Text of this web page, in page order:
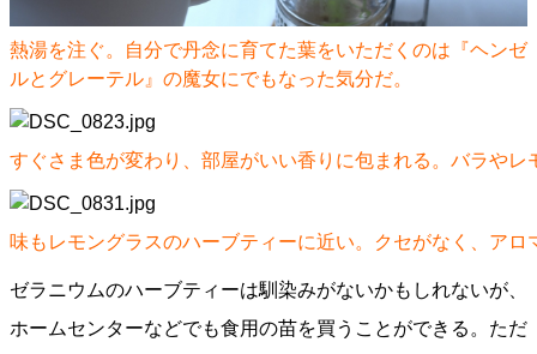
熱湯を注ぐ。自分で丹念に育てた葉をいただくのは『ヘンゼ
ルとグレーテル』の魔女にでもなった気分だ。
すぐさま色が変わり、部屋がいい香りに包まれる。バラや
味もレモングラスのハーブティーに近い。クセがなく、ア
ゼラニウムのハーブティーは馴染みがないかもしれないが、
ホームセンターなどでも食用の苗を買うことができる。ただ